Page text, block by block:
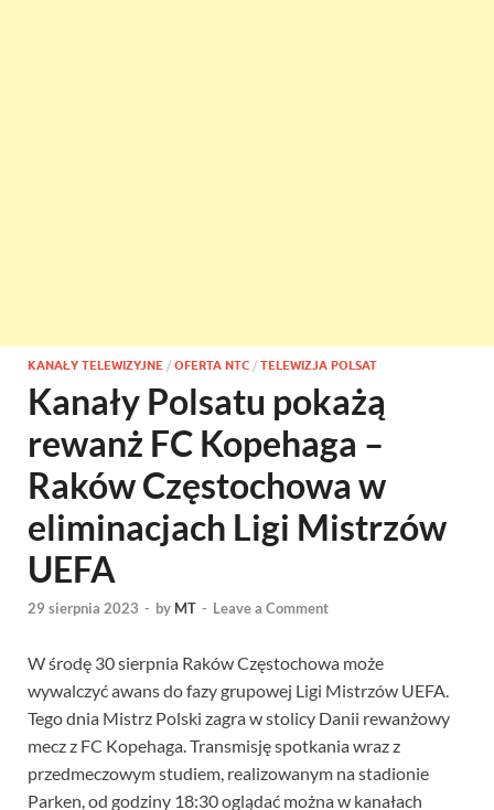
KANAŁY TELEWIZYJNE / OFERTA NTC / TELEWIZJA POLSAT
Kanały Polsatu pokażą
rewanż FC Kopehaga –
Raków Częstochowa w
eliminacjach Ligi Mistrzów
UEFA
29 sierpnia 2023 - by MT - Leave a Comment
W środę 30 sierpnia Raków Częstochowa może
wywalczyć awans do fazy grupowej Ligi Mistrzów UEFA.
Tego dnia Mistrz Polski zagra w stolicy Danii rewanżowy
mecz z FC Kopehaga. Transmisję spotkania wraz z
przedmeczowym studiem, realizowanym na stadionie
Parken, od godziny 18:30 oglądać można w kanałach